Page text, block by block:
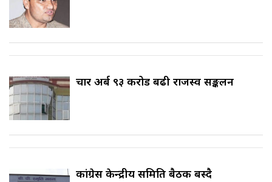
चार अर्ब ९३ करोड बढी राजस्व सङ्कलन
कांग्रेस केन्द्रीय समिति बैठक बस्दै